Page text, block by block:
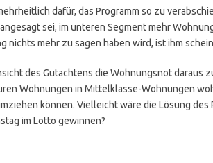
dafür, das Programm so zu
sei, im unteren Segment mehr
nichts mehr zu sagen haben wird, ist ihm
des Gutachtens die Wohnungsnot daraus
Wohnungen in Mittelklasse-Wohnungen
können. Vielleicht wäre die Lösung des
im Lotto gewinnen?